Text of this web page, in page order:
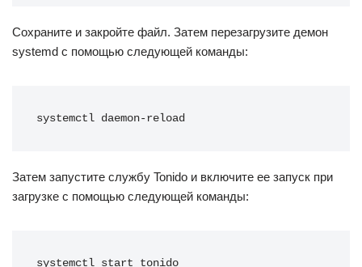
Сохраните и закройте файл. Затем перезагрузите демон
systemd с помощью следующей команды:
systemctl daemon-reload
Затем запустите службу Tonido и включите ее запуск при
загрузке с помощью следующей команды:
systemctl start tonido